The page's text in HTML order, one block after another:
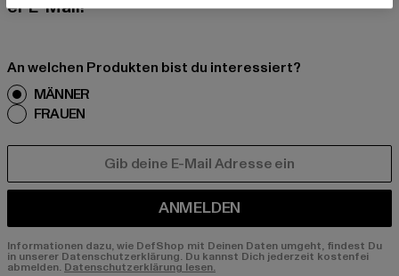
er E-Mail!
An welchen Produkten bist du interessiert?
MÄNNER
FRAUEN
ANMELDEN
Informationen dazu, wie DefShop mit Deinen Daten umgeht, findest Du
in unserer Datenschutzerklärung. Du kannst Dich jederzeit kostenfei
abmelden. Datenschutzerklärung lesen.